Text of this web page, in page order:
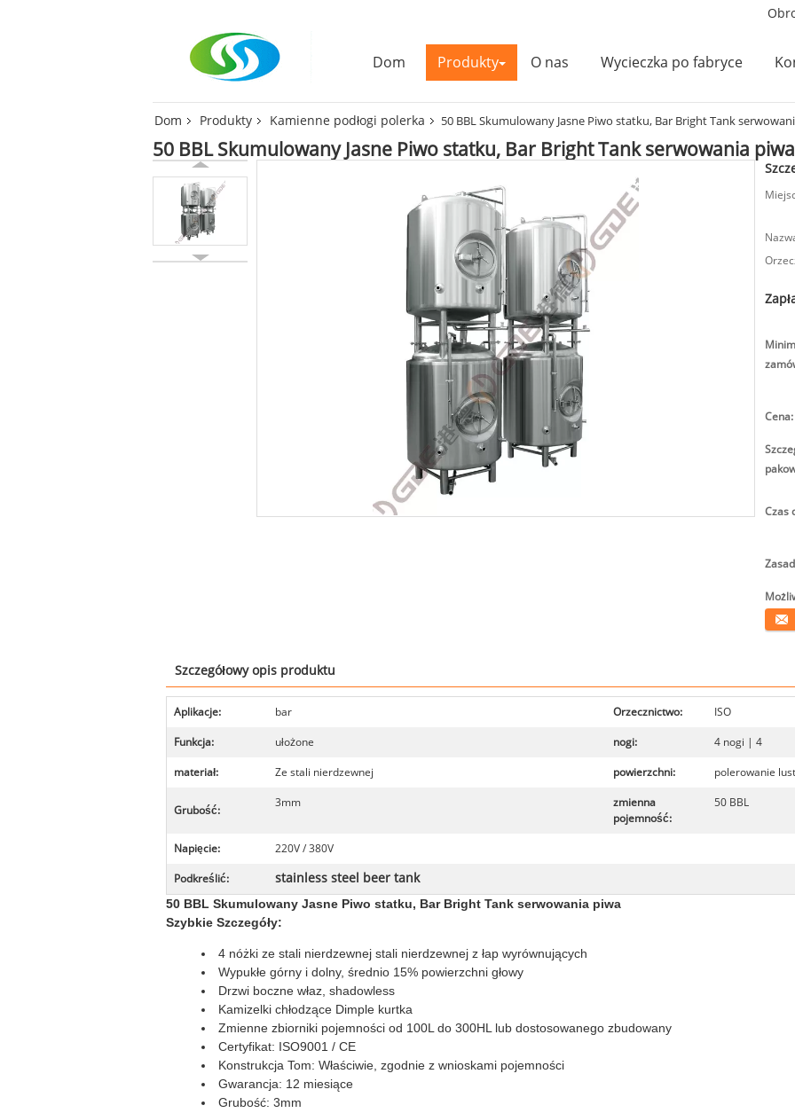
Dom Produkty O nas Wycieczka po fabryce
Dom Produkty Kamienne podłogi polerka 50 BBL Skumulowany Jasne Piwo statku, Bar Bright Tank
50 BBL Skumulowany Jasne Piwo statku, Bar Bright Tank serwowania piwa
Cena:
Czas
Szczegółowy opis produktu
Aplikacje: bar Orzecznictwo: ISO
Funkcja: ułożone nogi: 4 nogi | 4
materiał: Ze stali nierdzewnej powierzchni: polerowanie
Grubość:
3mm
zmienna
pojemność:
50 BBL
Napięcie: 220V / 380V
Podkreślić: stainless steel beer tank
50 BBL Skumulowany Jasne Piwo statku, Bar Bright Tank serwowania piwa
Szybkie Szczegóły:
4 nóżki ze stali nierdzewnej stali nierdzewnej z łap wyrównujących
Wypukłe górny i dolny, średnio 15% powierzchni głowy
Drzwi boczne właz, shadowless
Kamizelki chłodzące Dimple kurtka
Zmienne zbiorniki pojemności od 100L do 300HL lub dostosowanego zbudowany
Certyfikat: ISO9001 / CE
Konstrukcja Tom: Właściwie, zgodnie z wnioskami pojemności
Gwarancja: 12 miesiące
Grubość: 3mm